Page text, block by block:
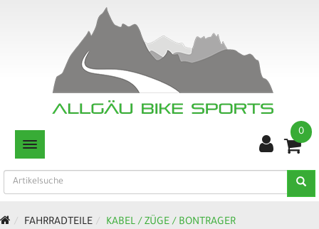
TOGGLE NAVIGATION
0
FAHRRADTEILE KABEL / ZÜGE / BONTRAGER